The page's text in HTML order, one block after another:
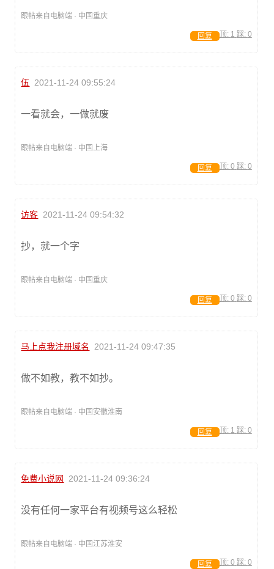
跟帖来自电脑端 · 中国重庆
顶: 1 踩: 0
回复
伍 2021-11-24 09:55:24
一看就会，一做就废
跟帖来自电脑端 · 中国上海
顶: 0 踩: 0
回复
访客 2021-11-24 09:54:32
抄，就一个字
跟帖来自电脑端 · 中国重庆
顶: 0 踩: 0
回复
马上点我注册域名 2021-11-24 09:47:35
做不如教，教不如抄。
跟帖来自电脑端 · 中国安徽淮南
顶: 1 踩: 0
回复
免费小说网 2021-11-24 09:36:24
没有任何一家平台有视频号这么轻松
跟帖来自电脑端 · 中国江苏淮安
顶: 0 踩: 0
回复